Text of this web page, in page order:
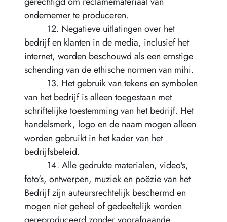
ondernemer te produceren.
12. Negatieve uitlatingen over het
bedrijf en klanten in de media, inclusief het
internet, worden beschouwd als een ernstige
schending van de ethische normen van mihi.
13. Het gebruik van tekens en symbolen
van het bedrijf is alleen toegestaan met
schriftelijke toestemming van het bedrijf. Het
handelsmerk, logo en de naam mogen alleen
worden gebruikt in het kader van het
bedrijfsbeleid.
14. Alle gedrukte materialen, video's,
foto's, ontwerpen, muziek en poëzie van het
Bedrijf zijn auteursrechtelijk beschermd en
mogen niet geheel of gedeeltelijk worden